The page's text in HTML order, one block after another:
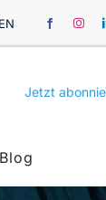
Jetzt
Blog